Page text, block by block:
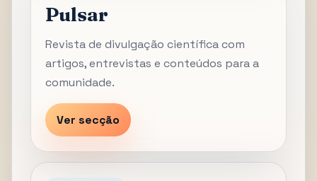
Pulsar
Revista de divulgação científica com
artigos, entrevistas e conteúdos para a
comunidade.
Ver secção